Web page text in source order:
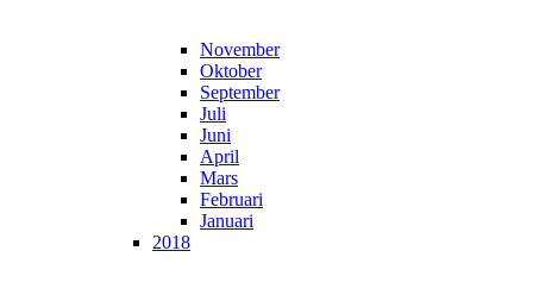
November
Oktober
September
Juli
Juni
April
Mars
Februari
Januari
2018